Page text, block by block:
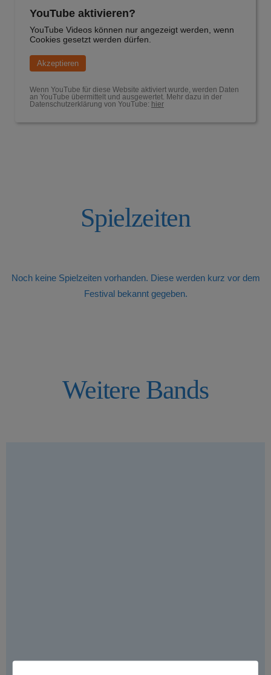
YouTube aktivieren?
YouTube Videos können nur angezeigt werden, wenn
Cookies gesetzt werden dürfen.
Akzeptieren
Wenn YouTube für diese Website aktiviert wurde, werden Daten
an YouTube übermittelt und ausgewertet. Mehr dazu in der
Datenschutzerklärung von YouTube: hier
Spielzeiten
Noch keine Spielzeiten vorhanden. Diese werden kurz vor dem
Festival bekannt gegeben.
Weitere Bands